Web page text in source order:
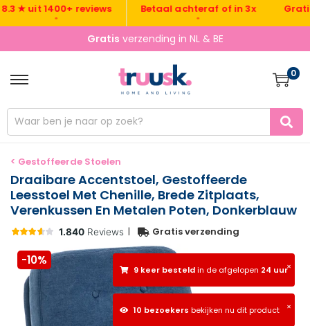
uit 1400+ reviews Betaal achteraf of in 3x Gratis
Gratis verzending in NL & BE
0
< Gestoffeerde Stoelen
Draaibare Accentstoel, Gestoffeerde
Leesstoel Met Chenille, Brede Zitplaats,
Verenkussen En Metalen Poten, Donkerblauw
| Gratis verzending
×
9 keer besteldin de afgelopen 24 uur
×
10 bezoekers bekijken nu dit product
-10%